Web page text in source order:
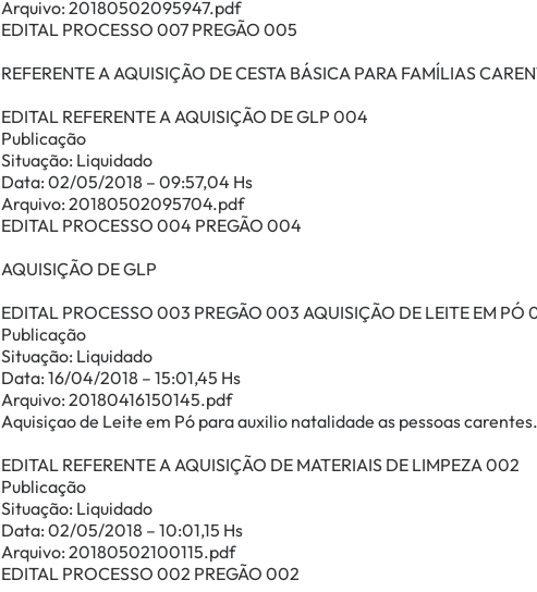
Arquivo: 20180502095947.pdf
EDITAL PROCESSO 007 PREGÃO 005
REFERENTE A AQUISIÇÃO DE CESTA BÁSICA PARA FAMÍLIAS
EDITAL REFERENTE A AQUISIÇÃO DE GLP 004
Publicação
Situação: Liquidado
Data: 02/05/2018 – 09:57,04 Hs
Arquivo: 20180502095704.pdf
EDITAL PROCESSO 004 PREGÃO 004
AQUISIÇÃO DE GLP
EDITAL PROCESSO 003 PREGÃO 003 AQUISIÇÃO DE LEITE EM PÓ
Publicação
Situação: Liquidado
Data: 16/04/2018 – 15:01,45 Hs
Arquivo: 20180416150145.pdf
Aquisiçao de Leite em Pó para auxilio natalidade as pessoas carentes.
EDITAL REFERENTE A AQUISIÇÃO DE MATERIAIS DE LIMPEZA 002
Publicação
Situação: Liquidado
Data: 02/05/2018 – 10:01,15 Hs
Arquivo: 20180502100115.pdf
EDITAL PROCESSO 002 PREGÃO 002